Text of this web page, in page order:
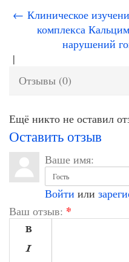
← Клиническое
комплекса
нарушений
|
Отзывы (0)
Ещё никто не оставил
Оставить отзыв
Ваше имя:
Войти или
Ваш отзыв: *

